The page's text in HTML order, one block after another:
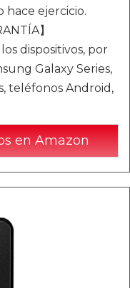
ejercicio.
】
dispositivos, por
Galaxy Series,
teléfonos Android,
en Amazon